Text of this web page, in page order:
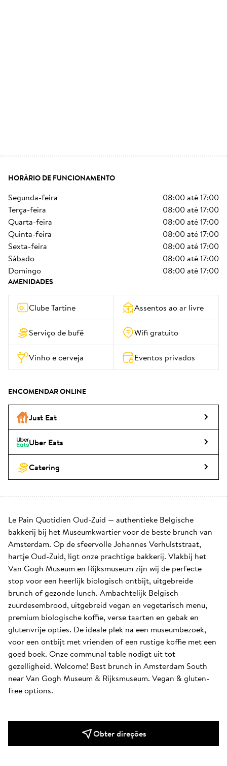
HORÁRIO DE FUNCIONAMENTO
segunda-feira 08:00até17:00
terça-feira
08:00até17:00
quarta-feira
08:00até17:00
quinta-feira
08:00até17:00
sexta-feira
08:00até17:00
sábado
08:00até17:00
domingo
08:00até17:00
AMENIDADES
Clube Tartine Assentos ao ar livre
Serviço de bufê Wifi gratuito
Vinho e cerveja Eventos privados
ENCOMENDAR ONLINE
Just Eat
Uber Eats
Catering
Le Pain Quotidien Oud-Zuid — authentieke Belgische
bakkerij bij het Museumkwartier voor de beste brunch van
Amsterdam. Op de sfeervolle Johannes Verhulststraat,
hartje Oud-Zuid, ligt onze prachtige bakkerij. Vlakbij het
Van Gogh Museum en Rijksmuseum zijn wij de perfecte
stop voor een heerlijk biologisch ontbijt, uitgebreide
brunch of gezonde lunch. Ambachtelijk Belgisch
zuurdesembrood, uitgebreid vegan en vegetarisch menu,
premium biologische koffie, verse taarten en gebak en
glutenvrije opties. De ideale plek na een museumbezoek,
voor een ontbijt met vrienden of een rustige koffie met een
goed boek. Onze communal table nodigt uit tot
gezelligheid. Welcome! Best brunch in Amsterdam South
near Van Gogh Museum & Rijksmuseum. Vegan & gluten-
free options.
Obter direções